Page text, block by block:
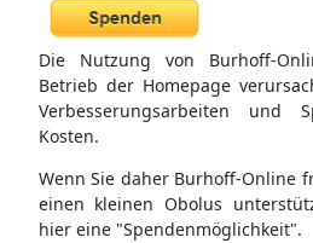
Die Nutzung von Burhoff-
Betrieb der Homepage
Verbesserungsarbeiten und
Kosten.
Wenn Sie daher Burhoff-Online
einen kleinen Obolus
hier eine "Spendenmöglichkeit".